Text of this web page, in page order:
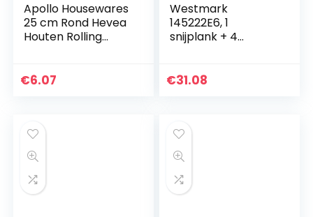
Apollo Housewares
25 cm Rond Hevea
Houten Rolling
€6.07
Westmark
145222E6, 1
snijplank + 4
€31.08